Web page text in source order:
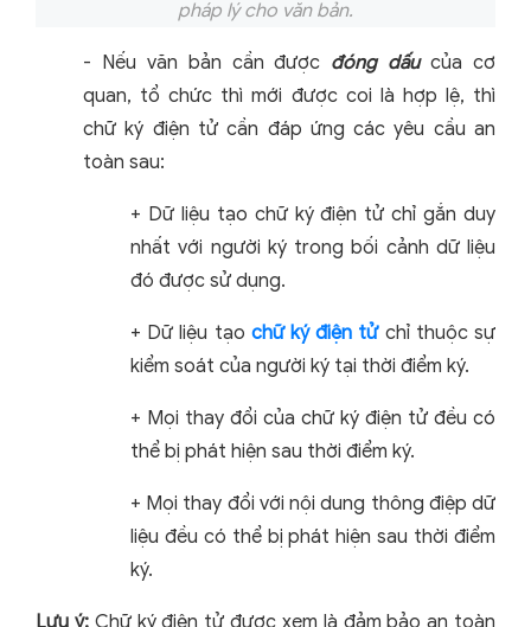
pháp lý cho văn bản.
- Nếu văn bản cần được đóng dấucủa cơ
quan, tổ chức thì mới được coi là hợp lệ, thì
chữ ký điện tử cần đáp ứng các yêu cầu an
toàn sau:
+ Dữ liệu tạo chữ ký điện tử chỉ gắn duy
nhất với người ký trong bối cảnh dữ liệu
đó được sử dụng.
+ Dữ liệu tạo chữ ký điện tửchỉ thuộc sự
kiểm soát của người ký tại thời điểm ký.
+ Mọi thay đổi của chữ ký điện tử đều có
thể bị phát hiện sau thời điểm ký.
+ Mọi thay đổi với nội dung thông điệp dữ
liệu đều có thể bị phát hiện sau thời điểm
ký.
Lưu ý:Chữ ký điện tử được xem là đảm bảo an toàn